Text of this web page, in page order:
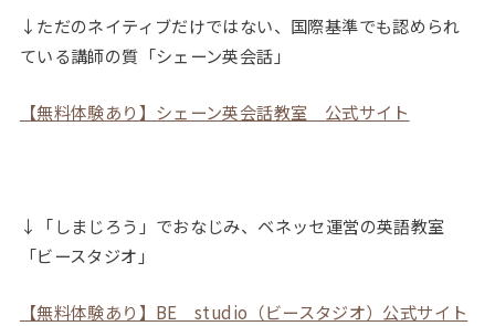
↓ただのネイティブだけではない、国際基準でも認められ
ている講師の質「シェーン英会話」
【無料体験あり】シェーン英会話教室 公式サイト
↓「しまじろう」でおなじみ、ベネッセ運営の英語教室
「ビースタジオ」
【無料体験あり】BE studio（ビースタジオ）公式サイト